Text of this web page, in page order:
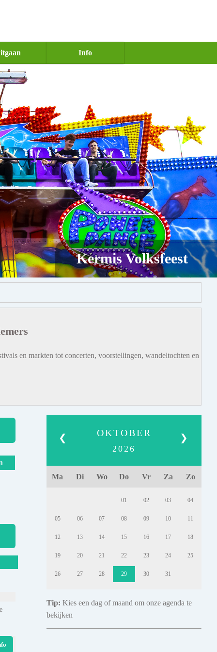
Info
Kermis Volksfeest
en markten tot concerten, voorstellingen, wandeltochten en
❮ ❯
OKTOBER
2026
Ma Di Wo Do Vr Za Zo
01 02 03 04
05 06 07 08 09 10 11
12 13 14 15 16 17 18
19 20 21 22 23 24 25
26 27 28 29 30 31
Tip: Kies een dag of maand om onze agenda te
bekijken